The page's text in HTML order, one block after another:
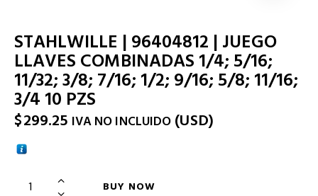
STAHLWILLE | 96404812 | JUEGO
LLAVES COMBINADAS 1/4; 5/16;
11/32; 3/8; 7/16; 1/2; 9/16; 5/8; 11/16;
3/4 10 PZS
$299.25 IVA NO INCLUIDO (USD)
BUY NOW